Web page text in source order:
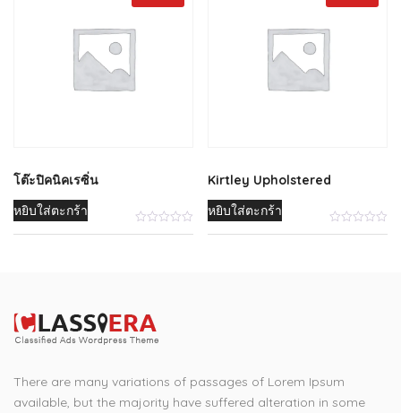
โต๊ะปิคนิคเรซิ่น
หยิบใส่ตะกร้า
Kirtley Upholstered
หยิบใส่ตะกร้า
There are many variations of passages of Lorem Ipsum
available, but the majority have suffered alteration in some